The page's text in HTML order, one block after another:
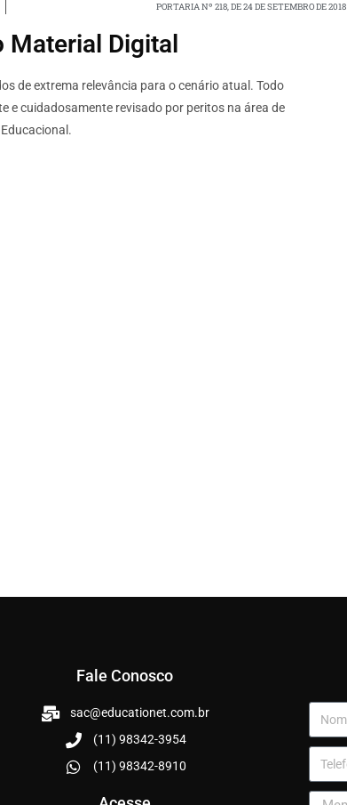
PORTARIA Nº 218, DE 24 DE SETEMBRO DE 2018
Material Digital
de extrema relevância para o cenário atual. Todo
e cuidadosamente revisado por peritos na área de
Fale Conosco
sac@educationet.com.br
(11) 98342-3954
(11) 98342-8910